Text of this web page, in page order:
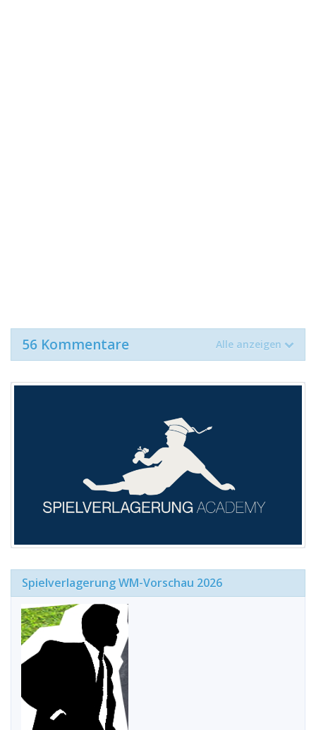
56 Kommentare Alle anzeigen
Spielverlagerung WM-Vorschau 2026